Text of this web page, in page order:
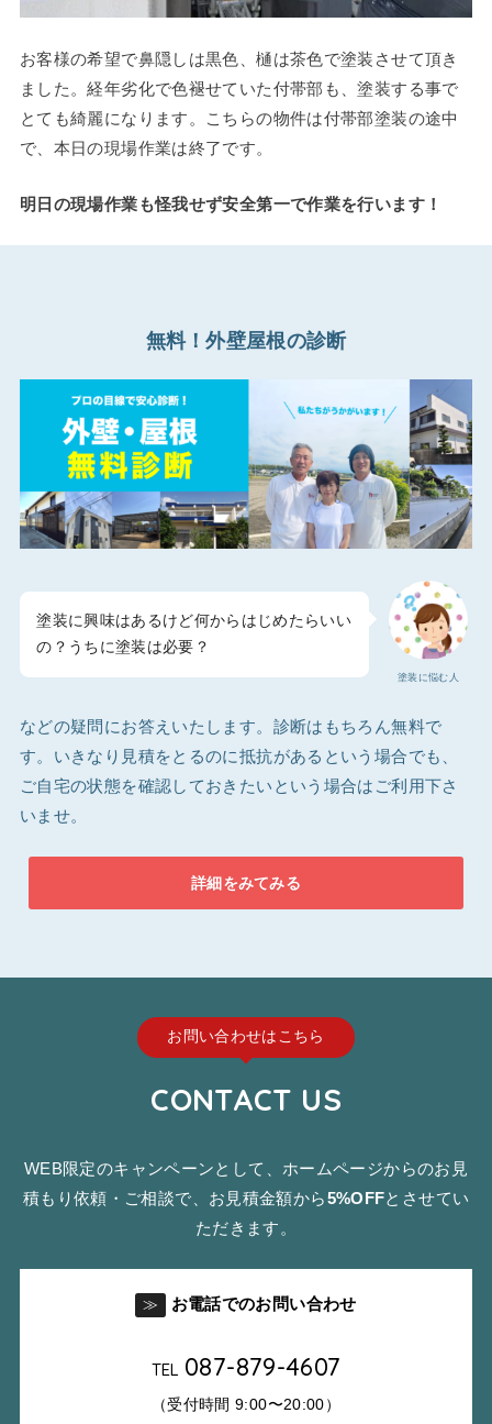
お客様の希望で鼻隠しは黒色、樋は茶色で塗装させて頂き
ました。経年劣化で色褪せていた付帯部も、塗装する事で
とても綺麗になります。こちらの物件は付帯部塗装の途中
で、本日の現場作業は終了です。
明日の現場作業も怪我せず安全第一で作業を行います！
無料！外壁屋根の診断
塗装に悩む人
塗装に興味はあるけど何からはじめたらいい
の？うちに塗装は必要？
などの疑問にお答えいたします。診断はもちろん無料で
す。いきなり見積をとるのに抵抗があるという場合でも、
ご自宅の状態を確認しておきたいという場合はご利用下さ
いませ。
詳細をみてみる
お問い合わせはこちら
CONTACT US
WEB限定のキャンペーンとして、ホームページからのお見
積もり依頼・ご相談で、お見積金額から5%OFFとさせてい
ただきます。
≫ お電話でのお問い合わせ
TEL 087-879-4607
（受付時間 9:00〜20:00）